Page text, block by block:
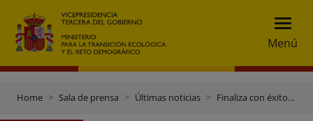
Menú
Home Sala de prensa Últimas noticias Finaliza con éxito el programa de apoyo al empleo a los excedentes de la minería del carbón: el 95% de los participantes están ya ocupados